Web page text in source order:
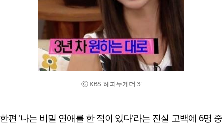
ⓒ KBS '해피투게더 3'
한편 '나는 비밀 연애를 한 적이 있다'라는 진실 고백에 6명 중